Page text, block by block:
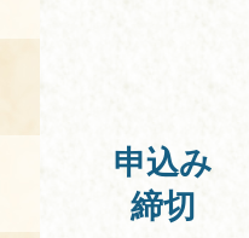
申込み
締切